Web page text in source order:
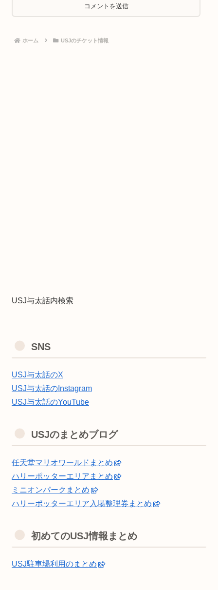
ホーム USJのチケット情報
USJ与太話内検索
SNS
USJ与太話のX
USJ与太話のInstagram
USJ与太話のYouTube
USJのまとめブログ
任天堂マリオワールドまとめ
ハリーポッターエリアまとめ
ミニオンパークまとめ
ハリーポッターエリア入場整理券まとめ
初めてのUSJ情報まとめ
USJ駐車場利用のまとめ